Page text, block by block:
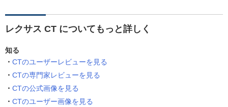
レクサス CT についてもっと詳しく
知る
CTのユーザーレビューを見る
CTの専門家レビューを見る
CTの公式画像を見る
CTのユーザー画像を見る